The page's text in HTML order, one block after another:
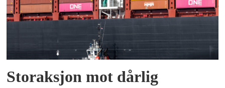
Storaksjon mot dårlig